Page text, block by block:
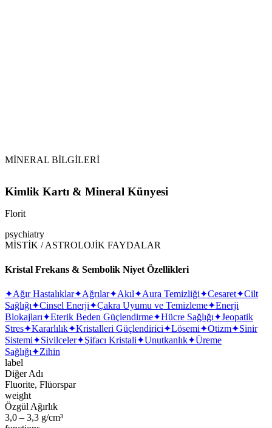
MİNERAL BİLGİLERİ
Kimlik Kartı & Mineral Künyesi
Florit
psychiatry
MİSTİK / ASTROLOJİK FAYDALAR
Kristal Frekans & Sembolik Niyet Özellikleri
✦Ağır Hastalıklar✦Ağrılar✦Akıl✦Aura Temizliği✦Cesaret✦Cilt
Sağlığı✦Cinsel Enerji✦Çakra Uyumu ve Temizleme✦Enerji
Blokajları✦Eterik Beden Güçlendirme✦Hücre Sağlığı✦Jeopatik
Stres✦Kararlılık✦Kristalleri Güçlendirici✦Lösemi✦Otizm✦Sinir
Sistemi✦Sivilceler✦Şifacı Kristali✦Unutkanlık✦Üreme
Sağlığı✦Zihin
label
Diğer Adı
Fluorite, Flüorspar
weight
Özgül Ağırlık
3,0 – 3,3 g/cm³